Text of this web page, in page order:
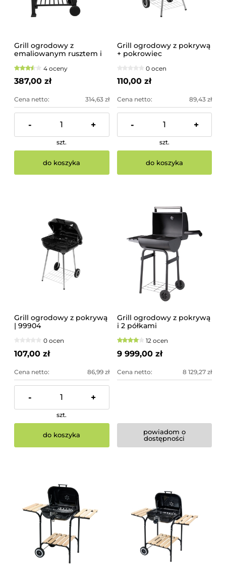
Grill ogrodowy z
emaliowanym rusztem i
4 oceny
387,00 zł
Cena netto: 314,63 zł
- +
szt.
do koszyka
Grill ogrodowy z pokrywą
+ pokrowiec
0 ocen
110,00 zł
Cena netto: 89,43 zł
- +
szt.
do koszyka
Grill ogrodowy z pokrywą
| 99904
0 ocen
107,00 zł
Cena netto: 86,99 zł
- +
szt.
do koszyka
Grill ogrodowy z pokrywą
i 2 półkami
12 ocen
9 999,00 zł
Cena netto: 8 129,27 zł
powiadom o
dostępności